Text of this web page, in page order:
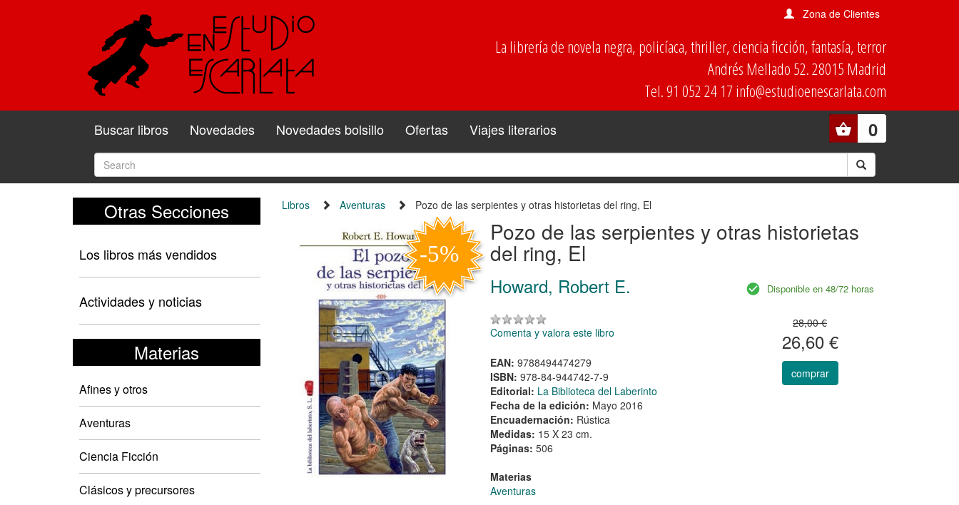
Zona de Clientes
La librería de novela negra, policíaca, thriller, ciencia ficción, fantasía, terror
Andrés Mellado 52. 28015 Madrid
Tel. 91 052 24 17 info@estudioenescarlata.com
0
Buscar libros Novedades Novedades bolsillo Ofertas Viajes literarios
Otras Secciones
Los libros más vendidos
Actividades y noticias
Materias
Afines y otros
Aventuras
Ciencia Ficción
Clásicos y precursores
Libros Aventuras Pozo de las serpientes y otras historietas del ring, El
Pozo de las serpientes y otras historietas
del ring, El
Howard, Robert E.
Comenta y valora este libro
EAN: 9788494474279
ISBN: 978-84-944742-7-9
Editorial: La Biblioteca del Laberinto
Fecha de la edición: Mayo 2016
Encuadernación: Rústica
Medidas: 15 X 23 cm.
Páginas: 506
Materias
Aventuras
Disponible en 48/72 horas
28,00 €
26,60 €
comprar